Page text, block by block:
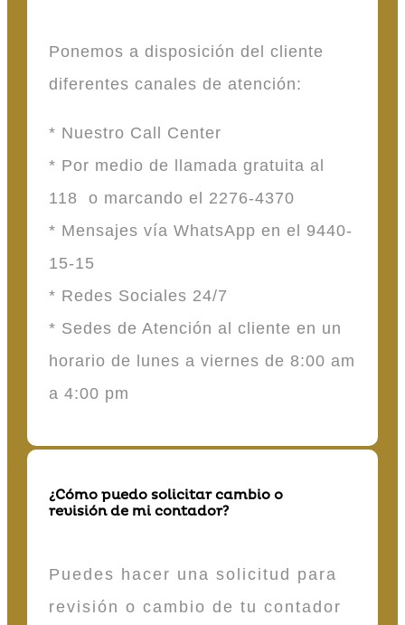
Ponemos a disposición del cliente
diferentes canales de atención:
* Nuestro Call Center
* Por medio de llamada gratuita al
118 o marcando el 2276-4370
* Mensajes vía WhatsApp en el 9440-
15-15
* Redes Sociales 24/7
* Sedes de Atención al cliente en un
horario de lunes a viernes de 8:00 am
a 4:00 pm
¿Cómo puedo solicitar cambio o
revisión de mi contador?
Puedes hacer una solicitud para
revisión o cambio de tu contador